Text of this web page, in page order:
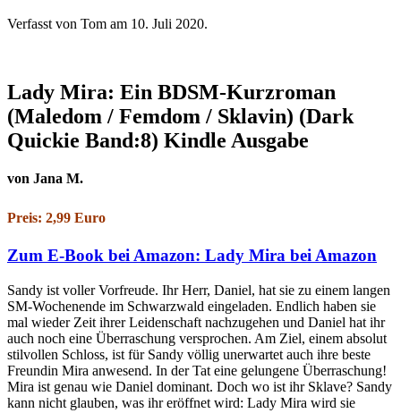
Verfasst von Tom am 10. Juli 2020.
Lady Mira: Ein BDSM-Kurzroman
(Maledom / Femdom / Sklavin) (Dark
Quickie Band:8) Kindle Ausgabe
von Jana M.
Preis: 2,99 Euro
Zum E-Book bei Amazon: Lady Mira bei Amazon
Sandy ist voller Vorfreude. Ihr Herr, Daniel, hat sie zu einem langen
SM-Wochenende im Schwarzwald eingeladen. Endlich haben sie
mal wieder Zeit ihrer Leidenschaft nachzugehen und Daniel hat ihr
auch noch eine Überraschung versprochen. Am Ziel, einem absolut
stilvollen Schloss, ist für Sandy völlig unerwartet auch ihre beste
Freundin Mira anwesend. In der Tat eine gelungene Überraschung!
Mira ist genau wie Daniel dominant. Doch wo ist ihr Sklave? Sandy
kann nicht glauben, was ihr eröffnet wird: Lady Mira wird sie